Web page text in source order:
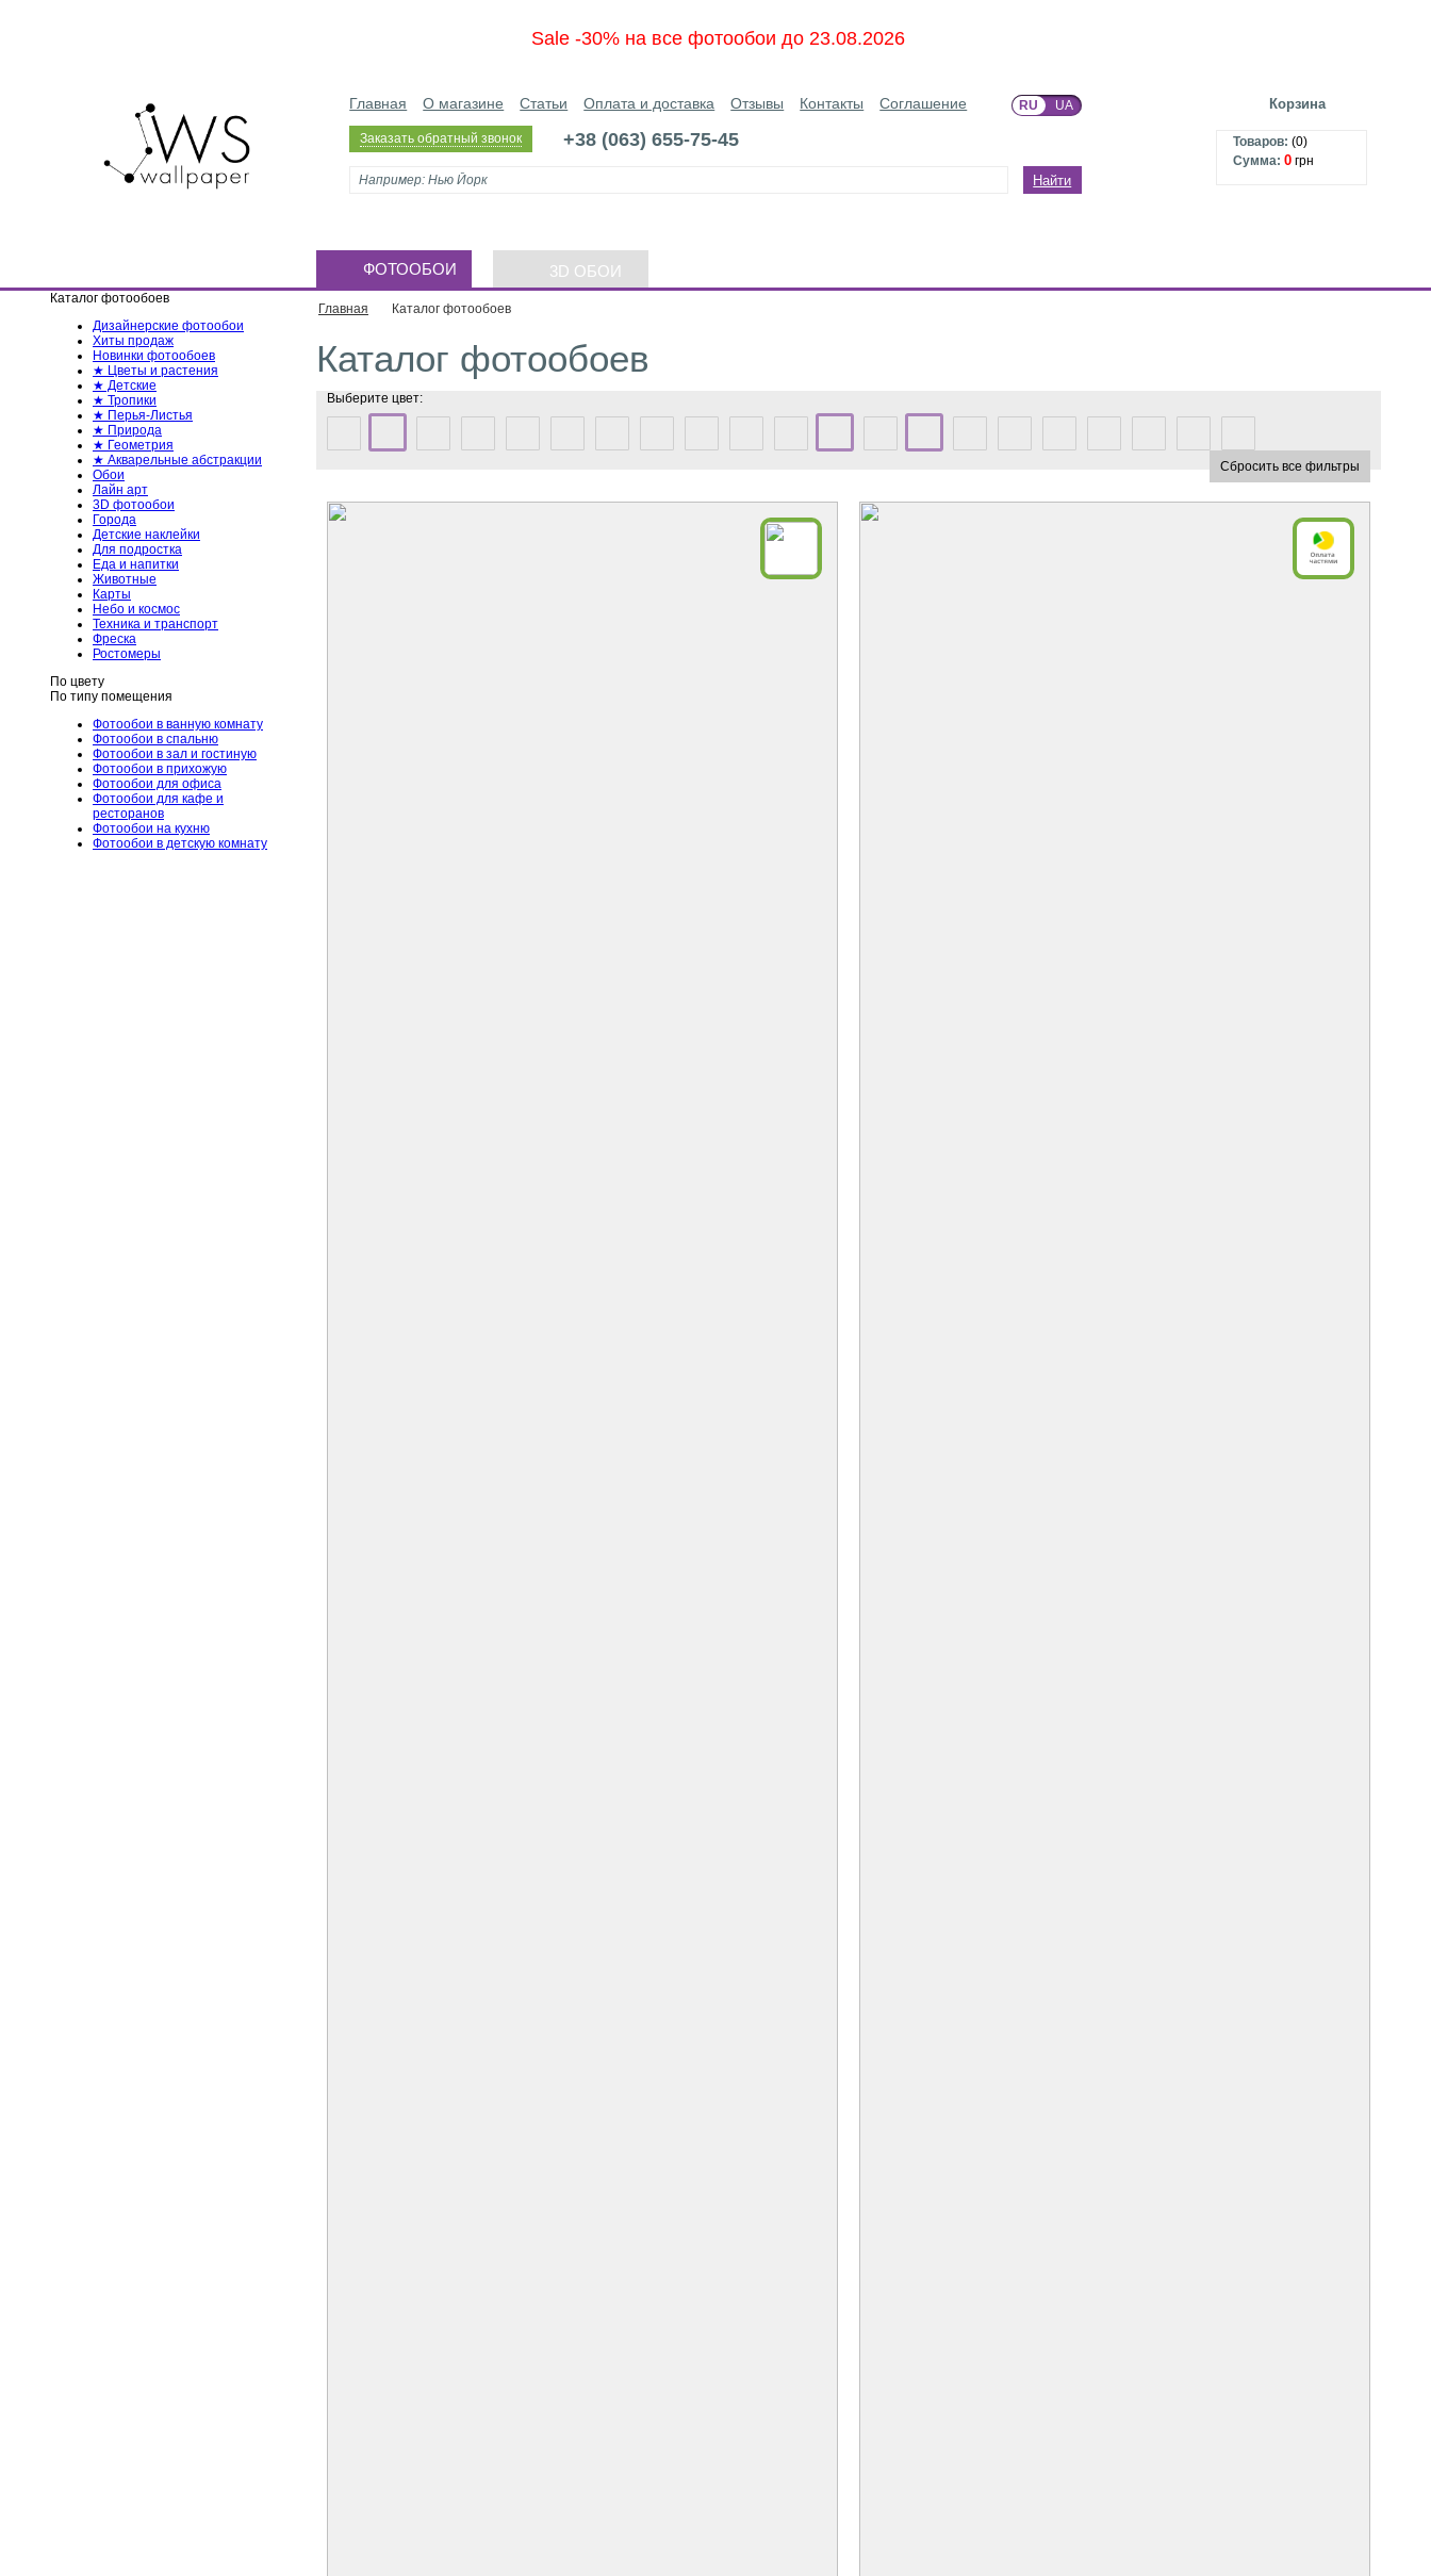
Sale -30% на все фотообои до 23.08.2026
Главная О магазине Статьи Оплата и доставка Отзывы Контакты Соглашение RU UA
Заказать обратный звонок +38 (063) 655-75-45
Найти
Корзина
Товаров: (0)
Сумма: 0 грн
ФОТООБОИ 3D ОБОИ
Каталог фотообоев
Дизайнерские фотообои
Хиты продаж
Новинки фотообоев
★ Цветы и растения
★ Детские
★ Тропики
★ Перья-Листья
★ Природа
★ Геометрия
★ Акварельные абстракции
Обои
Лайн арт
3D фотообои
Города
Детские наклейки
Для подростка
Еда и напитки
Животные
Карты
Небо и космос
Техника и транспорт
Фреска
Ростомеры
По цвету
По типу помещения
Фотообои в ванную комнату
Фотообои в спальню
Фотообои в зал и гостиную
Фотообои в прихожую
Фотообои для офиса
Фотообои для кафе и
ресторанов
Фотообои на кухню
Фотообои в детскую комнату
Главная Каталог фотообоев
Каталог фотообоев
Выберите цвет:
Сбросить все фильтры